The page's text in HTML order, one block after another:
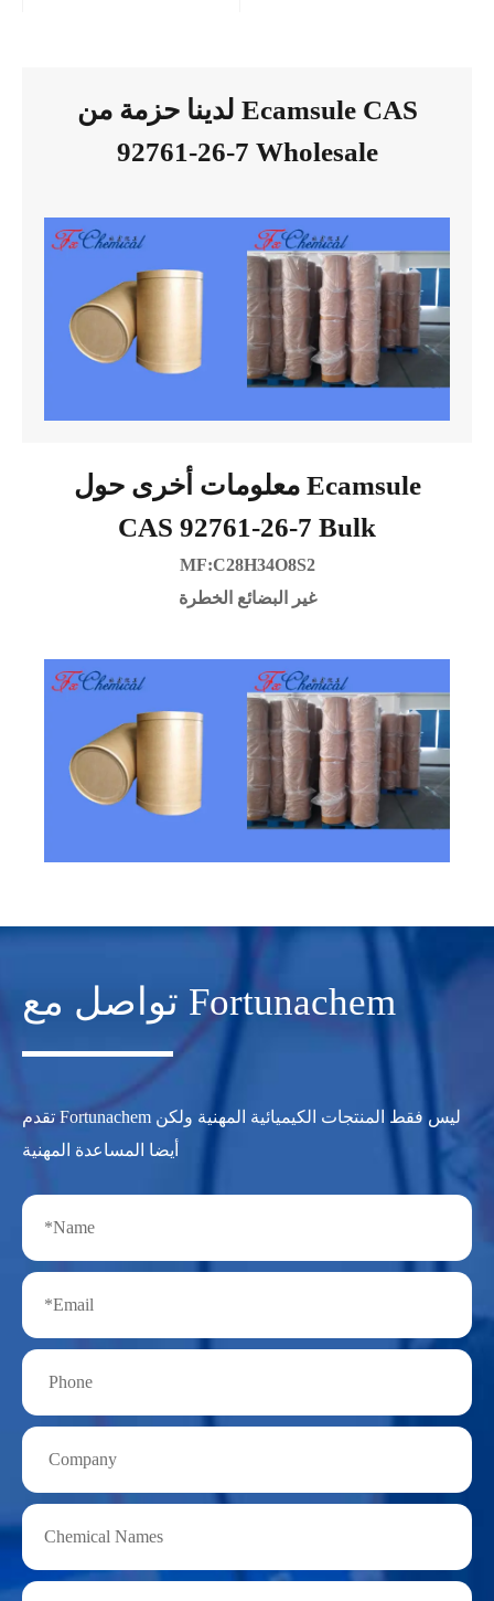
لدينا حزمة من Ecamsule CAS
92761-26-7 Wholesale
معلومات أخرى حول Ecamsule
CAS 92761-26-7 Bulk
MF:C28H34O8S2
غير البضائع الخطرة
تواصل مع Fortunachem
تقدم Fortunachem ليس فقط المنتجات الكيميائية المهنية ولكن
أيضا المساعدة المهنية